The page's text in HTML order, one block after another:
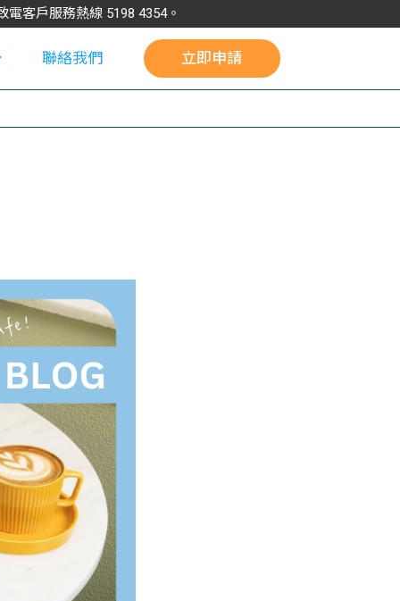
電客戶服務熱線 5198 4354。
聯絡我們 立即申請